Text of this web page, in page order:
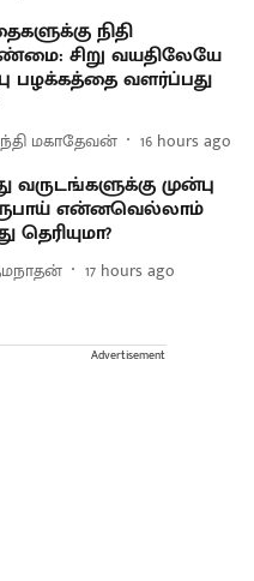
நிதி
சிறு வயதிலேயே
பழக்கத்தை வளர்ப்பது
மகாதேவன் 16 hours ago
வருடங்களுக்கு முன்பு
என்னவெல்லாம்
தெரியுமா?
17 hours ago
Advertisement